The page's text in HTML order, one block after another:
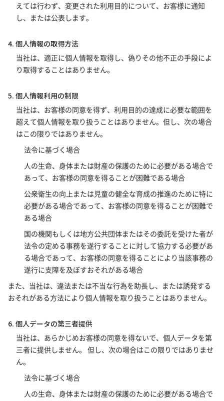
えては行わず、変更された利用目的について、お客様に通知
し、または公表します。
4. 個人情報の取得方法
当社は、適正に個人情報を取得し、偽りその他不正の手段によ
り取得することはありません。
5. 個人情報利用の制限
当社は、お客様の同意を得ず、利用目的の達成に必要な範囲を
超えて個人情報を取り扱うことはありません。但し、次の場合
はこの限りではありません。
法令に基づく場合
人の生命、身体または財産の保護のために必要がある場合で
あって、お客様の同意を得ることが困難である場合
公衆衛生の向上または児童の健全な育成の推進のために特に
必要がある場合であって、お客様の同意を得ることが困難で
ある場合
国の機関もしくは地方公共団体またはその委託を受けた者が
法令の定める事務を遂行することに対して協力する必要があ
る場合であって、お客様の同意を得ることにより当該事務の
遂行に支障を及ぼすおそれがある場合
また、当社は、違法または不当な行為を助長し、または誘発する
おそれがある方法により個人情報を取り扱うことはありません。
6. 個人データの第三者提供
当社は、あらかじめお客様の同意を得ないで、個人データを第
三者に提供しません。 但し、次の場合はこの限りではありませ
ん。
法令に基づく場合
人の生命、身体または財産の保護のために必要がある場合で